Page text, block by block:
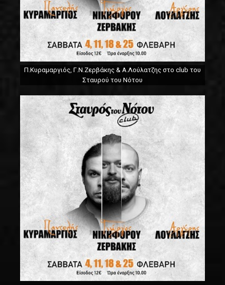
Π.Κυραμαργιός, Γ.Ν.Ζερβάκης & Α.Λούλατζης στο club του
Σταυρού του Νότου